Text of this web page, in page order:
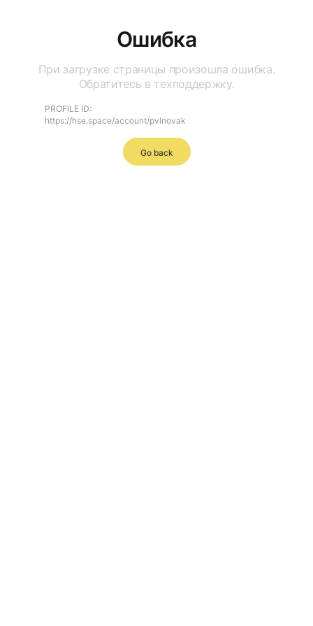
Ошибка
При загрузке страницы произошла ошибка.
Обратитесь в техподдержку.
PROFILE ID:
https://hse.space/account/pvlnovak
Go back